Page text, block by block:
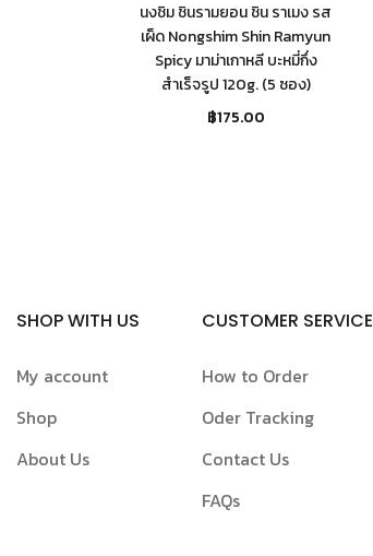
นงชิม ชินรามยอน ชิน ราเมง รส
เผ็ด Nongshim Shin Ramyun
Spicy มาม่าเกาหลี บะหมี่กึ่ง
สำเร็จรูป 120g. (5 ซอง)
฿175.00
SHOP WITH US
My account
Shop
About Us
CUSTOMER SERVICE
How to Order
Oder Tracking
Contact Us
FAQs